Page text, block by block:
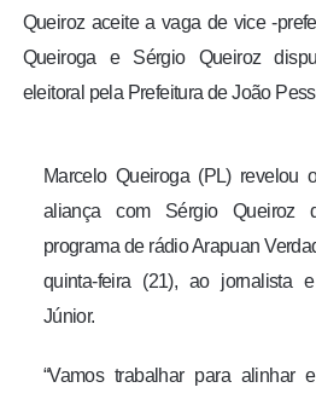
Queiroz aceite a vaga de vice -
Queiroga e Sérgio Queiroz
eleitoral pela Prefeitura de João
Marcelo Queiroga (PL) revelou
aliança com Sérgio Queiroz
programa de rádio Arapuan
quinta-feira (21), ao jornalista
Júnior.
“Vamos trabalhar para alinhar